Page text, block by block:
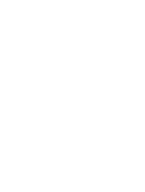
個別レッスンを行っ
“愛犬と愉しく暮ら